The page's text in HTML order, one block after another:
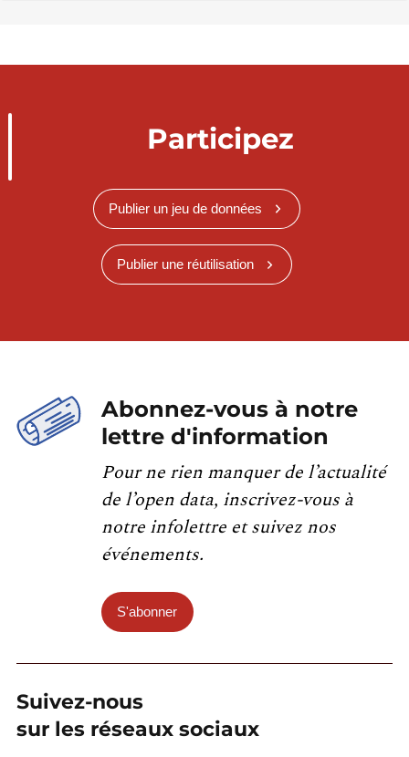
Participez
Publier un jeu de données
Publier une réutilisation
Abonnez-vous à notre
lettre d'information
Pour ne rien manquer de l’actualité
de l’open data, inscrivez-vous à
notre infolettre et suivez nos
événements.
S'abonner
Suivez-nous
sur les réseaux sociaux